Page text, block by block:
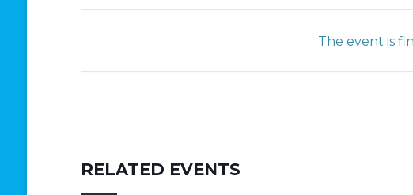
The event is
RELATED EVENTS